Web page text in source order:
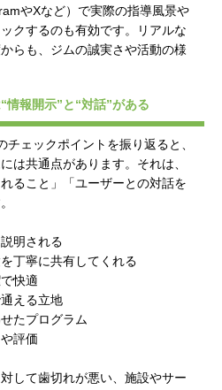
やXなど）で実際の指導風景や
クするのも有効です。リアルな
らも、ジムの誠実さや活動の様
情報開示”と“対話”がある
ェックポイントを振り返ると、
は共通点があります。それは、
ること」「ユーザーとの対話を
明される
丁寧に共有してくれる
快適
える立地
たプログラム
評価
して歯切れが悪い、施設やサー